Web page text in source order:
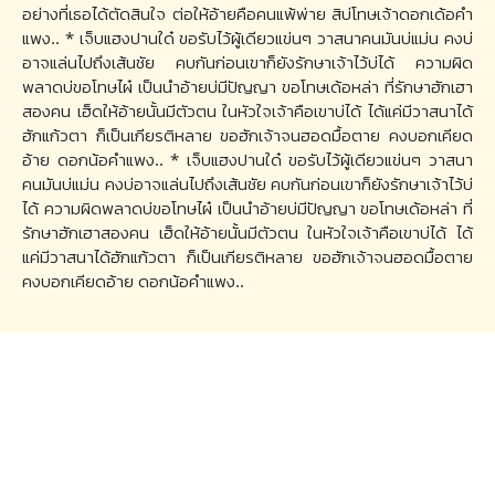
อย่างที่เธอได้ตัดสินใจ ต่อให้อ้ายคือคนแพ้พ่าย สิบ่โทษเจ้าดอกเด้อคํา
แพง.. * เจ็บแฮงปานใด๋ ขอรับไว้ผู้เดียวแข่นๆ วาสนาคนมันบ่แม่น คงบ่
อาจแล่นไปถึงเส้นชัย คบกันก่อนเขาก็ยังรักษาเจ้าไว้บ่ได้ ความผิด
พลาดบ่ขอโทษไผ๋ เป็นนําอ้ายบ่มีปัญญา ขอโทษเด้อหล่า ที่รักษาฮักเฮา
สองคน เฮ็ดให้อ้ายนั้นมีตัวตน ในหัวใจเจ้าคือเขาบ่ได้ ได้แค่มีวาสนาได้
ฮักแก้วตา ก็เป็นเกียรติหลาย ขอฮักเจ้าจนฮอดมื้อตาย คงบอกเคียด
อ้าย ดอกน้อคําแพง.. * เจ็บแฮงปานใด๋ ขอรับไว้ผู้เดียวแข่นๆ วาสนา
คนมันบ่แม่น คงบ่อาจแล่นไปถึงเส้นชัย คบกันก่อนเขาก็ยังรักษาเจ้าไว้บ่
ได้ ความผิดพลาดบ่ขอโทษไผ๋ เป็นนําอ้ายบ่มีปัญญา ขอโทษเด้อหล่า ที่
รักษาฮักเฮาสองคน เฮ็ดให้อ้ายนั้นมีตัวตน ในหัวใจเจ้าคือเขาบ่ได้ ได้
แค่มีวาสนาได้ฮักแก้วตา ก็เป็นเกียรติหลาย ขอฮักเจ้าจนฮอดมื้อตาย
คงบอกเคียดอ้าย ดอกน้อคําแพง..